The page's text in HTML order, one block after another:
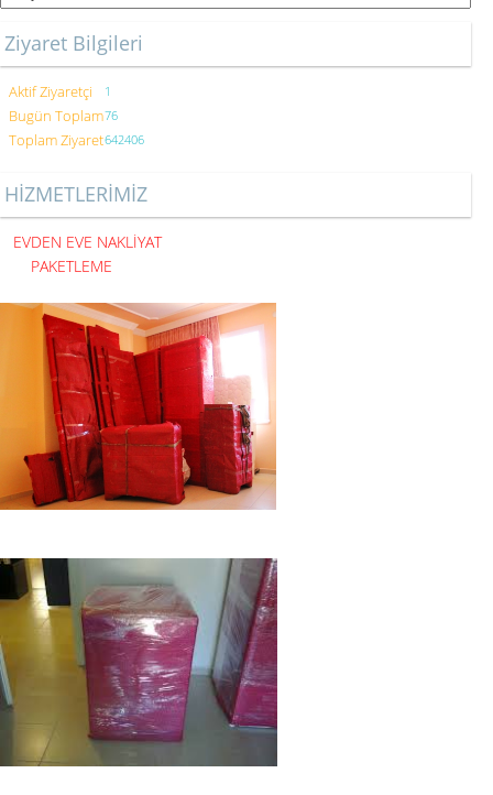
Ziyaret Bilgileri
Aktif Ziyaretçi 1
Bugün Toplam76
Toplam Ziyaret642406
HİZMETLERİMİZ
EVDEN EVE NAKLİYAT
PAKETLEME